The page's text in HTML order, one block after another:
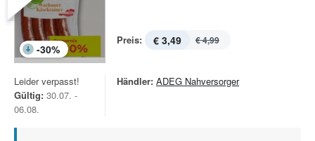
-30%
Preis: € 3,49 € 4,99
Leider verpasst!
Gültig: 30.07. -
06.08.
Händler: ADEG Nahversorger